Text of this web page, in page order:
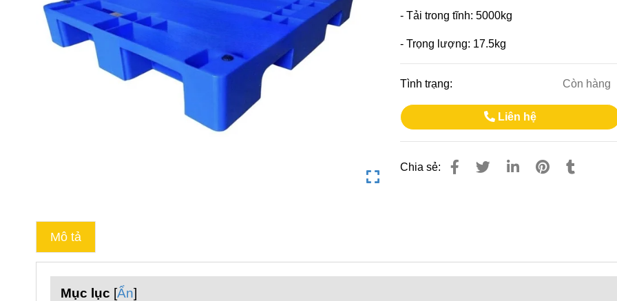
- Tải trong tĩnh: 5000kg
- Trọng lượng: 17.5kg
Tình trạng: Còn hàng
Liên hệ
Chia sẻ:
Mô tả
Mục lục [Ẩn]